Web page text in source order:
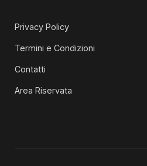
Privacy Policy
Termini e Condizioni
Contatti
Area Riservata